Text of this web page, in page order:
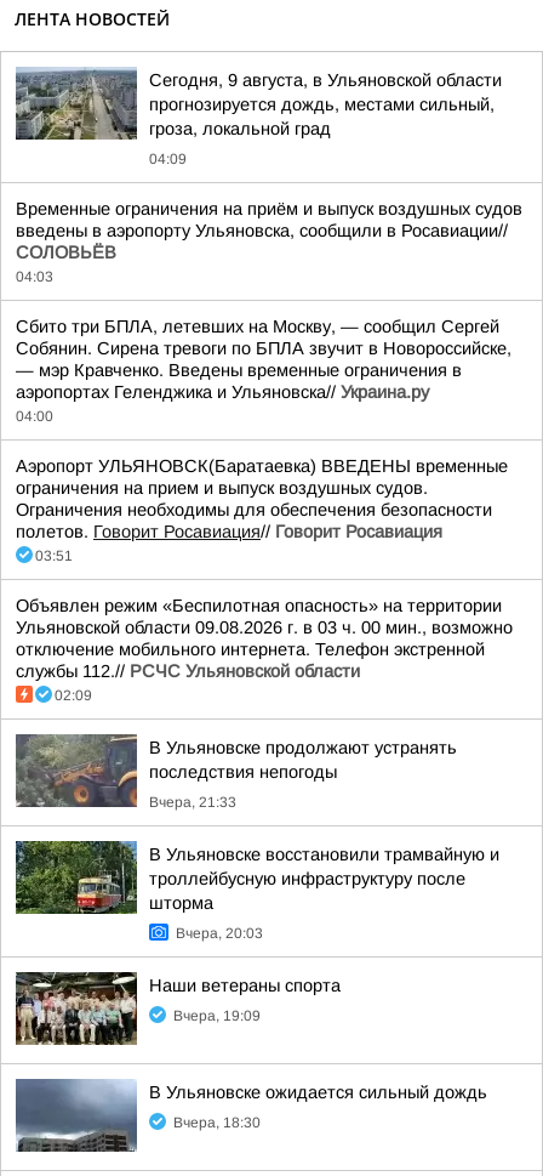
ЛЕНТА НОВОСТЕЙ
Сегодня, 9 августа, в Ульяновской области
прогнозируется дождь, местами сильный,
гроза, локальной град
04:09
Временные ограничения на приём и выпуск воздушных судов
введены в аэропорту Ульяновска, сообщили в Росавиации//
СОЛОВЬЁВ
04:03
Сбито три БПЛА, летевших на Москву, — сообщил Сергей
Собянин. Сирена тревоги по БПЛА звучит в Новороссийске,
— мэр Кравченко. Введены временные ограничения в
аэропортах Геленджика и Ульяновска// Украина.ру
04:00
Аэропорт УЛЬЯНОВСК(Баратаевка) ВВЕДЕНЫ временные
ограничения на прием и выпуск воздушных судов.
Ограничения необходимы для обеспечения безопасности
полетов. Говорит Росавиация// Говорит Росавиация
03:51
Объявлен режим «Беспилотная опасность» на территории
Ульяновской области 09.08.2026 г. в 03 ч. 00 мин., возможно
отключение мобильного интернета. Телефон экстренной
службы 112.// РСЧС Ульяновской области
02:09
В Ульяновске продолжают устранять
последствия непогоды
Вчера, 21:33
В Ульяновске восстановили трамвайную и
троллейбусную инфраструктуру после
шторма
Вчера, 20:03
Наши ветераны спорта
Вчера, 19:09
В Ульяновске ожидается сильный дождь
Вчера, 18:30